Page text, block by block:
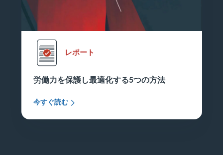
レポート
労働力を保護し最適化する5つの方法
今すぐ読む